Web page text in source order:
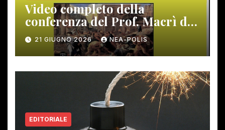
Video completo della
conferenza del Prof. Macrì del
12 giugno scorso
21 GIUGNO 2026 NEA-POLIS
EDITORIALE